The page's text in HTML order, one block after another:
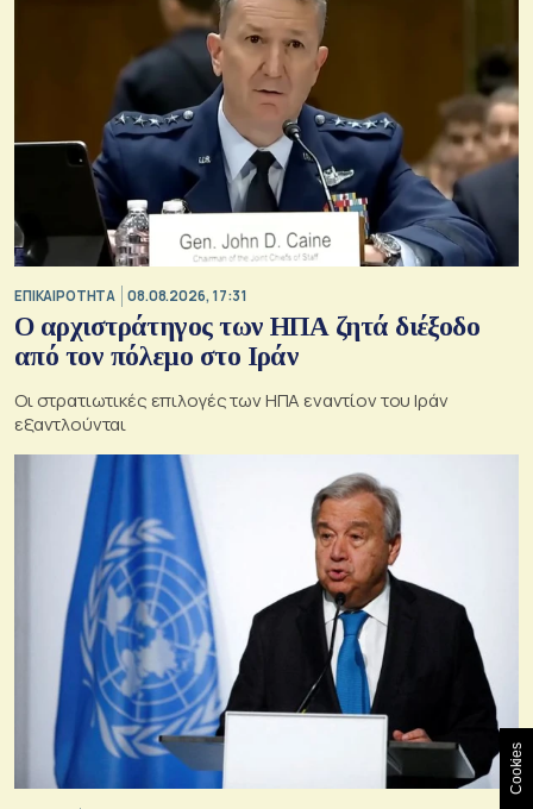
ΕΠΙΚΑΙΡΟΤΗΤΑ 08.08.2026, 17:31
Ο αρχιστράτηγος των ΗΠΑ ζητά διέξοδο
από τον πόλεμο στο Ιράν
Οι στρατιωτικές επιλογές των ΗΠΑ εναντίον του Ιράν
εξαντλούνται
Cookies